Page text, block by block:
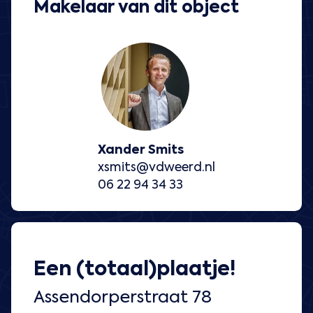
Een (totaal)plaatje!
Assendorperstraat 78
Makelaar van dit object
Xander Smits
xsmits@vdweerd.nl
06 22 94 34 33